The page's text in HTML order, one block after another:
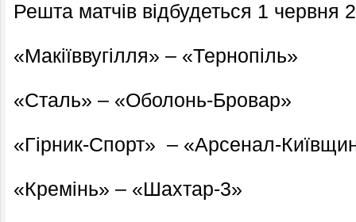
Решта матчів відбудеться 1 червня
«Макіїввугілля» – «Тернопіль»
«Сталь» – «Оболонь-Бровар»
«Гірник-Спорт» – «Арсенал-
«Кремінь» – «Шахтар-3»